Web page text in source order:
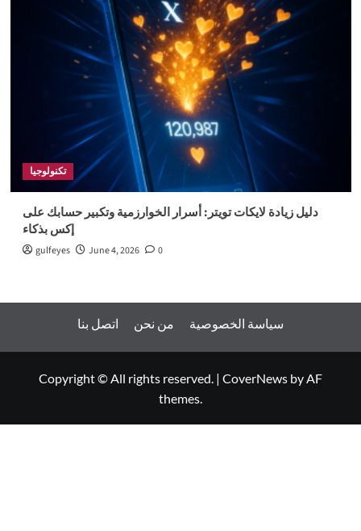
تكنولوجيا
دليل زيادة لايكات تويتر: أسرار الخوارزمية وتكبير حسابك على
إكس بذكاء
gulfeyes June 4, 2026 0
اتصل بنا من نحن سياسة الخصوصية
Copyright © All rights reserved. | CoverNews by AF
themes.